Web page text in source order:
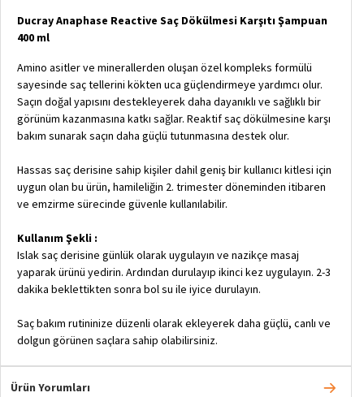
Ducray Anaphase Reactive Saç Dökülmesi Karşıtı Şampuan
400 ml
Amino asitler ve minerallerden oluşan özel kompleks formülü
sayesinde saç tellerini kökten uca güçlendirmeye yardımcı olur.
Saçın doğal yapısını destekleyerek daha dayanıklı ve sağlıklı bir
görünüm kazanmasına katkı sağlar. Reaktif saç dökülmesine karşı
bakım sunarak saçın daha güçlü tutunmasına destek olur.
Hassas saç derisine sahip kişiler dahil geniş bir kullanıcı kitlesi için
uygun olan bu ürün, hamileliğin 2. trimester döneminden itibaren
ve emzirme sürecinde güvenle kullanılabilir.
Kullanım Şekli :
Islak saç derisine günlük olarak uygulayın ve nazikçe masaj
yaparak ürünü yedirin. Ardından durulayıp ikinci kez uygulayın. 2-3
dakika beklettikten sonra bol su ile iyice durulayın.
Saç bakım rutininize düzenli olarak ekleyerek daha güçlü, canlı ve
dolgun görünen saçlara sahip olabilirsiniz.
Ürün Yorumları